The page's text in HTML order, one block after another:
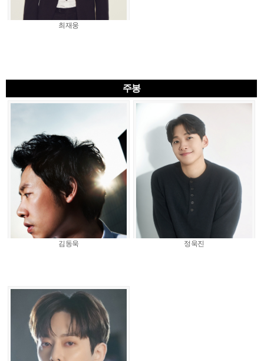
최재웅
주봉
김동욱 정욱진